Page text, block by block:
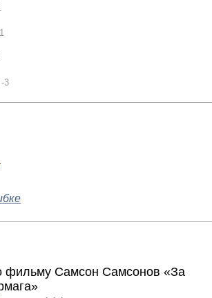
3
фильму Самсон Самсонов «За